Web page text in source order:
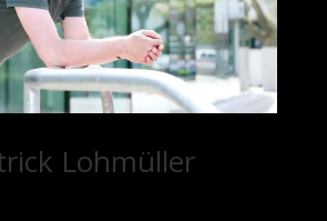
Lohmüller